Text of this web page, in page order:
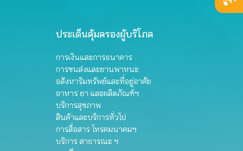
ประเด็นคุ้มครองผู้บริโภค
การเงินและการธนาคาร
การขนส่งและยานพาหนะ
อสังหาริมทรัพย์และที่อยู่อาศัย
อาหาร ยา และผลิตภัณฑ์ฯ
บริการสุขภาพ
สินค้าและบริการทั่วไป
การสื่อสาร โทรคมนาคมฯ
บริการ สาธารณะ ฯ